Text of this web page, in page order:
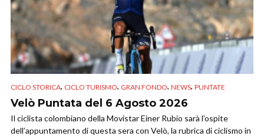
CICLO STORICA, CICLO TURISMO, GRAN FONDO, NEWS, PUNTATE
Velò Puntata del 6 Agosto 2026
Il ciclista colombiano della Movistar Einer Rubio sarà l’ospite
dell’appuntamento di questa sera con Velò, la rubrica di ciclismo in